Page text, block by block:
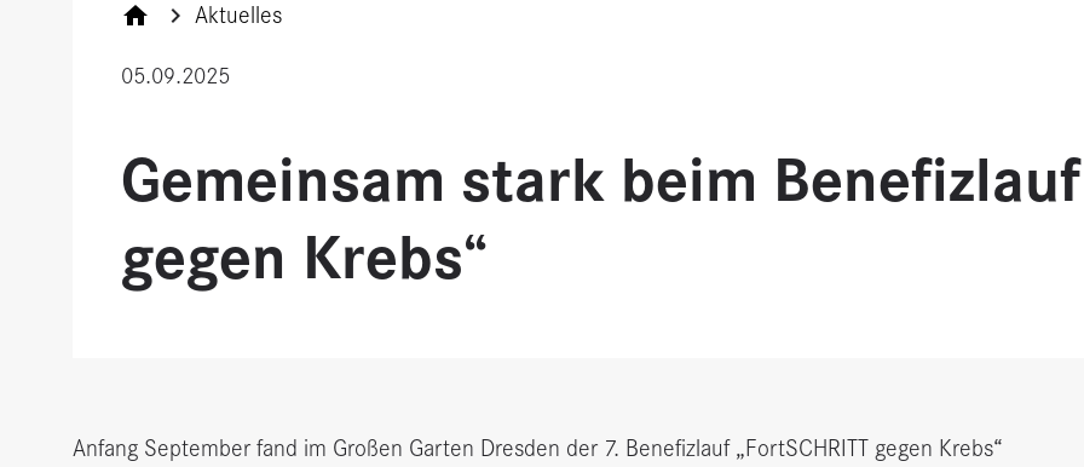
Aktuelles
05.09.2025
Gemeinsam stark beim Benefizlauf
gegen Krebs“
Anfang September fand im Großen Garten Dresden der 7. Benefizlauf „FortSCHRITT gegen Krebs“